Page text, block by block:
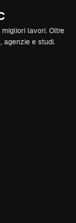
lavori. Oltre
agenzie e studi.